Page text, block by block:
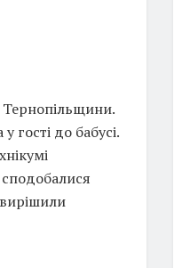
до бабусі.